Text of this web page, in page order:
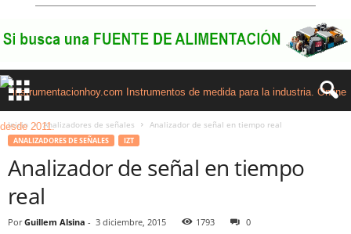
Inicio Analizadores de señales Analizador de señal en tiempo real
ANALIZADORES DE SEÑALES IZT
Analizador de señal en tiempo
real
Por Guillem Alsina - 3 diciembre, 2015 1793 0